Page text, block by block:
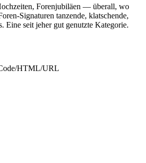
Forenjubiläen — überall, wo
Signaturen tanzende, klatschende,
Eine seit jeher gut genutzte Kategorie.
HTML/URL